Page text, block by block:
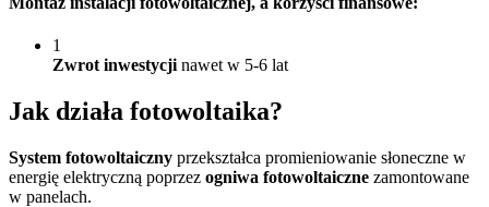
1
Zwrot inwestycji nawet w 5-6 lat
Jak działa fotowoltaika?
System fotowoltaiczny przekształca promieniowanie słoneczne w
energię elektryczną poprzez ogniwa fotowoltaiczne zamontowane
w panelach.